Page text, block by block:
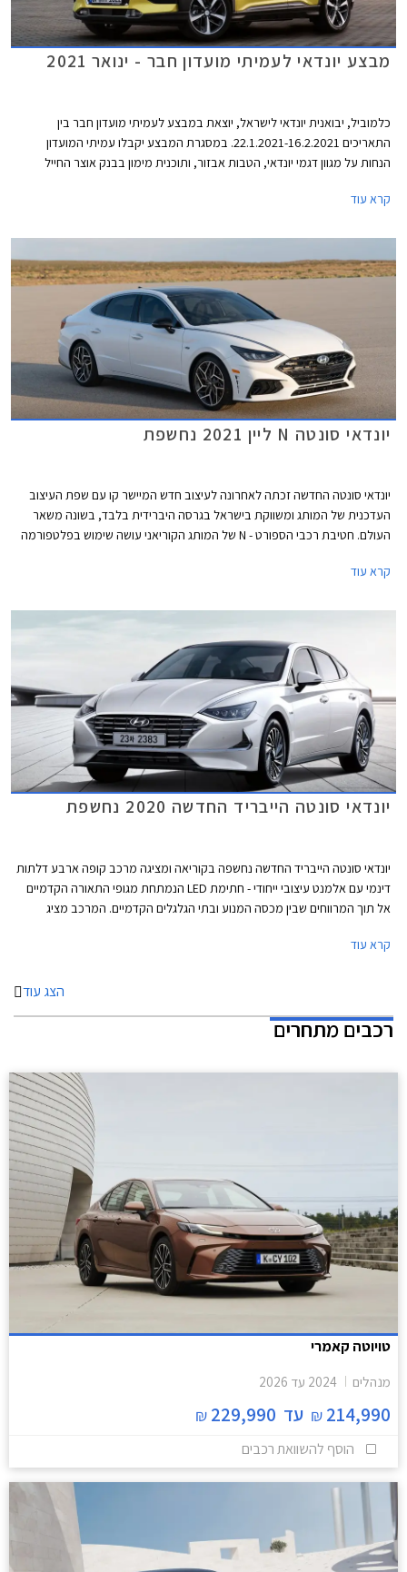
מבצע יונדאי לעמיתי מועדון חבר - ינואר 2021
כלמוביל, יבואנית יונדאי לישראל, יוצאת במבצע לעמיתי מועדון חבר בין
התאריכים 22.1.2021-16.2.2021. במסגרת המבצע יקבלו עמיתי המועדון
הנחות על מגוון דגמי יונדאי, הטבות אבזור, ותוכנית מימון בבנק אוצר החייל
תכנית המימון חבר ליס. המבצע ייערך בכל אולמות התצוגה של יונדאי ברחבי
קרא עוד
יונדאי סונטה N ליין 2021 נחשפת
יונדאי סונטה החדשה זכתה לאחרונה לעיצוב חדש המיישר קו עם שפת העיצוב
העדכנית של המותג ומשווקת בישראל בגרסה היברידית בלבד, בשונה משאר
העולם. חטיבת רכבי הספורט - N של המותג הקוריאני עושה שימוש בפלטפורמה
וביחידות ההנעה, כפי שנעשה לאחרונה גם ביונדאי i30 N.
קרא עוד
יונדאי סונטה הייבריד החדשה 2020 נחשפת
יונדאי סונטה הייבריד החדשה נחשפה בקוריאה ומציגה מרכב קופה ארבע דלתות
דינמי עם אלמנט עיצובי ייחודי - חתימת LED הנמתחת מגופי התאורה הקדמיים
אל תוך המרווחים שבין מכסה המנוע ובתי הגלגלים הקדמיים. המרכב מציג
קרא עוד
הצג עוד
רכבים מתחרים
טויוטה קאמרי
מנהלים 2024 עד 2026
214,990
₪ עד 229,990
₪
הוסף להשוואת רכבים